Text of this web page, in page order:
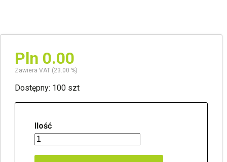
Pln 0.00
Zawiera VAT (23.00 %)
Dostępny: 100 szt
Ilość